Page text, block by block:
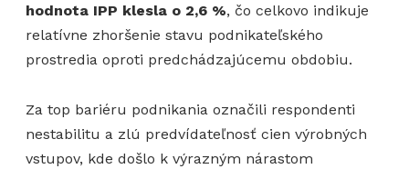
hodnota IPP klesla o 2,6 %, čo celkovo indikuje
relatívne zhoršenie stavu podnikateľského
prostredia oproti predchádzajúcemu obdobiu.
Za top bariéru podnikania označili respondenti
nestabilitu a zlú predvídateľnosť cien výrobných
vstupov, kde došlo k výrazným nárastom